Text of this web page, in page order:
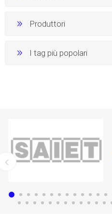
Produttori
I tag più popolari